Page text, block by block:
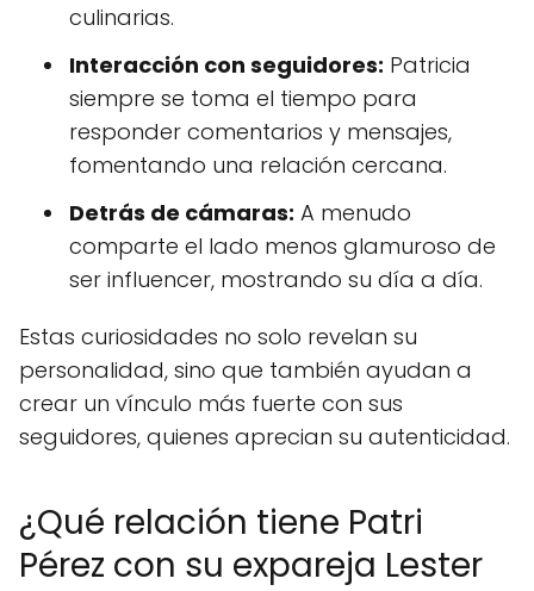
culinarias.
Interacción con seguidores: Patricia
siempre se toma el tiempo para
responder comentarios y mensajes,
fomentando una relación cercana.
Detrás de cámaras: A menudo
comparte el lado menos glamuroso de
ser influencer, mostrando su día a día.
Estas curiosidades no solo revelan su
personalidad, sino que también ayudan a
crear un vínculo más fuerte con sus
seguidores, quienes aprecian su autenticidad.
¿Qué relación tiene Patri
Pérez con su expareja Lester